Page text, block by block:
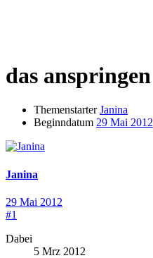
das anspringen
Themenstarter Janina
Beginndatum 29 Mai 2012
Janina
29 Mai 2012
#1
Dabei
5 Mrz 2012